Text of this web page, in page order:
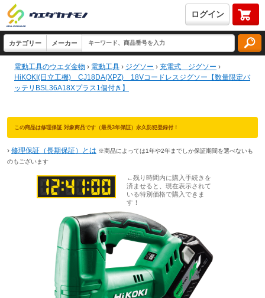
ログイン
電動工具のウエダ金物 › 電動工具 › ジグソー › 充電式 ジグソー ›
HiKOKI(日立工機) CJ18DA(XPZ) 18Vコードレスジグソー【数量限定バ
ッテリBSL36A18Xプラス1個付き】
この商品は修理保証 対象商品です（最長3年保証）永久防犯登録付！
› 修理保証（長期保証）とは ※商品によっては1年や2年までしか保証期間を選べないも
のもございます
←残り時間内に購入手続きを
済ませると、現在表示されて
いる特別価格で購入できま
す！